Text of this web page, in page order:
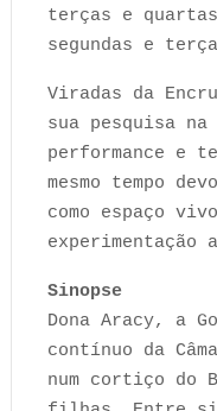
terças e
segundas e
Viradas da
sua pesquisa
performance e
mesmo tempo
como espaço
Sinopse
Dona Aracy, a
contínuo da
num cortiço do